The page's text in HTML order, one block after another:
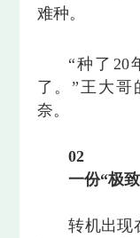
难种。
“种了20
了。”王大哥
奈。
02
一份“极
转机出现